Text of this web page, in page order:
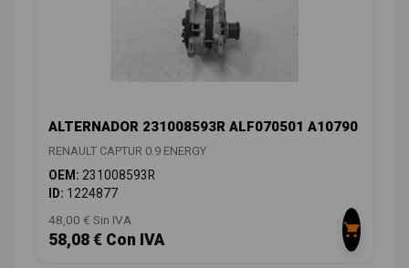
ALTERNADOR 231008593R ALF070501 A10790
RENAULT CAPTUR 0.9 ENERGY
OEM: 231008593R
ID: 1224877
48,00 € Sin IVA
58,08 € Con IVA